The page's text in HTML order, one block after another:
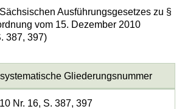
Ausführungsgesetzes zu §
vom 15. Dezember 2010
387, 397)
Gliederungsnummer
Nr. 16, S. 387, 397